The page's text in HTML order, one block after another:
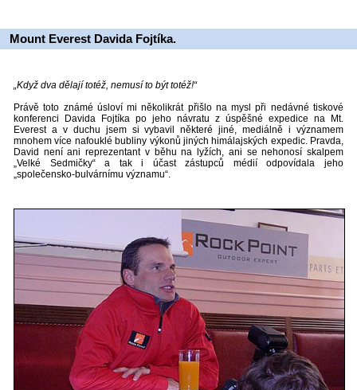
Mount Everest Davida Fojtíka.
„Když dva dělají totéž, nemusí to být totéž!“
Právě toto známé úsloví mi několikrát přišlo na mysl při nedávné tiskové
konferenci Davida Fojtíka po jeho návratu z úspěšné expedice na Mt.
Everest a v duchu jsem si vybavil některé jiné, mediálně i významem
mnohem více nafouklé bubliny výkonů jiných himálajských expedic. Pravda,
David není ani reprezentant v běhu na lyžích, ani se nehonosí skalpem
„Velké Sedmičky“ a tak i účast zástupců médií odpovídala jeho
„společensko-bulvárnímu významu“.